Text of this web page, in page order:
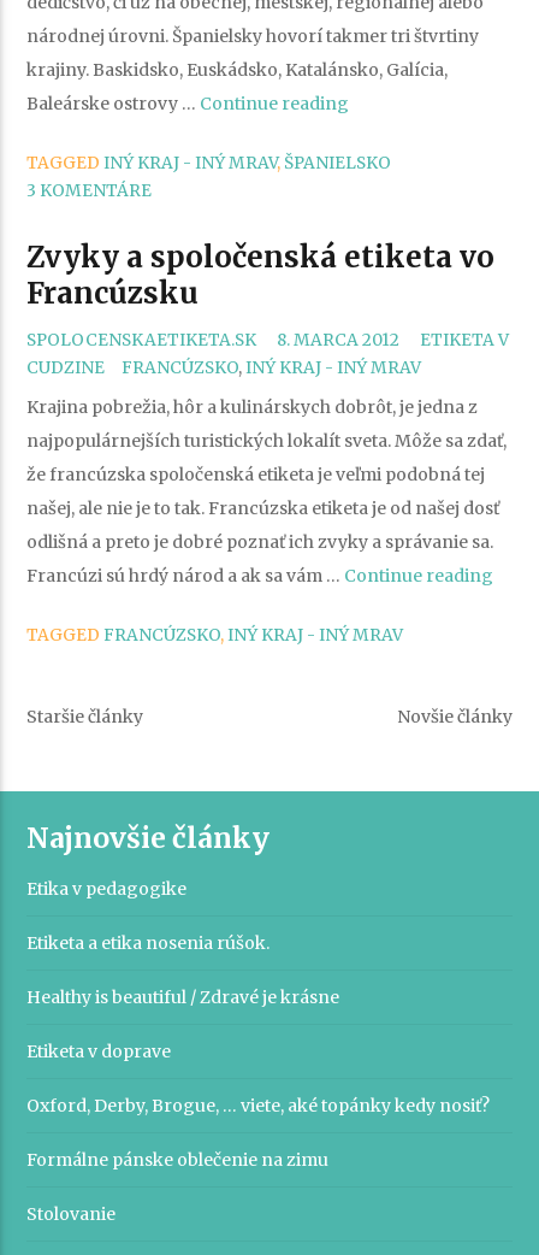
národnej úrovni. Španielsky hovorí takmer tri štvrtiny
krajiny. Baskidsko, Euskádsko, Katalánsko, Galícia,
Baleárske ostrovy … Continue reading
spoločenská
Španielsku“
TAGGEDINÝ KRAJ - INÝ MRAV, ŠPANIELSKO
3 KOMENTÁRE
Zvyky a spoločenská etiketa vo
Francúzsku
SPOLOCENSKAETIKETA.SK 8. MARCA 2012 CATEGORIES
ETIKETA V
CUDZINE
TAGS
FRANCÚZSKO,INÝ KRAJ - INÝ MRAV
Krajina pobrežia, hôr a kulinárskych dobrôt, je jedna z
najpopulárnejších turistických lokalít sveta. Môže sa zdať,
že francúzska spoločenská etiketa je veľmi podobná tej
našej, ale nie je to tak. Francúzska etiketa je od našej dosť
odlišná a preto je dobré poznať ich zvyky a správanie sa.
Francúzi sú hrdý národ a ak sa vám … Continue reading
vo
TAGGED FRANCÚZSKO,INÝ KRAJ - INÝ MRAV
Navigácia
v
článkoch
Staršie články Novšie články
Najnovšie články
Etika v pedagogike
Etiketa a etika nosenia rúšok.
Healthy is beautiful / Zdravé je krásne
Etiketa v doprave
Oxford, Derby, Brogue, … viete, aké topánky kedy nosiť?
Formálne pánske oblečenie na zimu
Stolovanie